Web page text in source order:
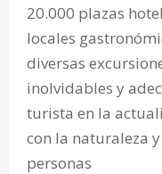
20.000 plazas
locales
diversas
inolvidables y
turista en la
con la naturaleza
personas